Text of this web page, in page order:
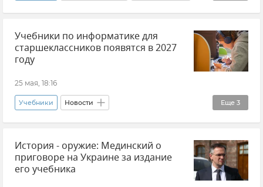
Школа Образование в России
Общество Новости Сергей Кравцов
Минпросвещения РФ
Учебники по информатике для
старшеклассников появятся в 2027
году
25 мая, 18:16
Еще 3
Учебники Новости
Образование в России Сергей Кравцов
Министерство просвещения России
История - оружие: Мединский о
приговоре на Украине за издание
его учебника